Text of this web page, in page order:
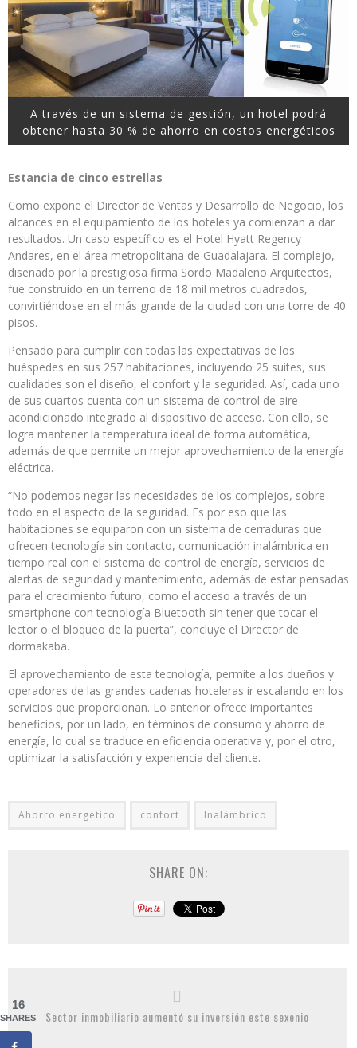
A través de un sistema de gestión, un hotel podrá
obtener hasta 30 % de ahorro en costos energéticos
Estancia de cinco estrellas
Como expone el Director de Ventas y Desarrollo de Negocio, los
alcances en el equipamiento de los hoteles ya comienzan a dar
resultados. Un caso específico es el Hotel Hyatt Regency
Andares, en el área metropolitana de Guadalajara. El complejo,
diseñado por la prestigiosa firma Sordo Madaleno Arquitectos,
fue construido en un terreno de 18 mil metros cuadrados,
convirtiéndose en el más grande de la ciudad con una torre de 40
pisos.
Pensado para cumplir con todas las expectativas de los
huéspedes en sus 257 habitaciones, incluyendo 25 suites, sus
cualidades son el diseño, el confort y la seguridad. Así, cada uno
de sus cuartos cuenta con un sistema de control de aire
acondicionado integrado al dispositivo de acceso. Con ello, se
logra mantener la temperatura ideal de forma automática,
además de que permite un mejor aprovechamiento de la energía
eléctrica.
“No podemos negar las necesidades de los complejos, sobre
todo en el aspecto de la seguridad. Es por eso que las
habitaciones se equiparon con un sistema de cerraduras que
ofrecen tecnología sin contacto, comunicación inalámbrica en
tiempo real con el sistema de control de energía, servicios de
alertas de seguridad y mantenimiento, además de estar pensadas
para el crecimiento futuro, como el acceso a través de un
smartphone con tecnología Bluetooth sin tener que tocar el
lector o el bloqueo de la puerta”, concluye el Director de
dormakaba.
El aprovechamiento de esta tecnología, permite a los dueños y
operadores de las grandes cadenas hoteleras ir escalando en los
servicios que proporcionan. Lo anterior ofrece importantes
beneficios, por un lado, en términos de consumo y ahorro de
energía, lo cual se traduce en eficiencia operativa y, por el otro,
optimizar la satisfacción y experiencia del cliente.
Ahorro energético confort Inalámbrico
SHARE ON:
Sector inmobiliario aumentó su inversión este sexenio
16
SHARES